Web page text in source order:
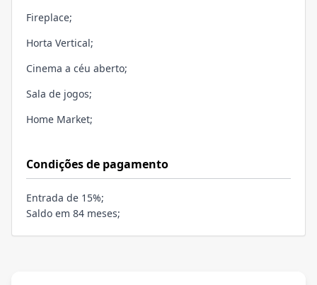
Fireplace;
Horta Vertical;
Cinema a céu aberto;
Sala de jogos;
Home Market;
Condições de pagamento
Entrada de 15%;
Saldo em 84 meses;